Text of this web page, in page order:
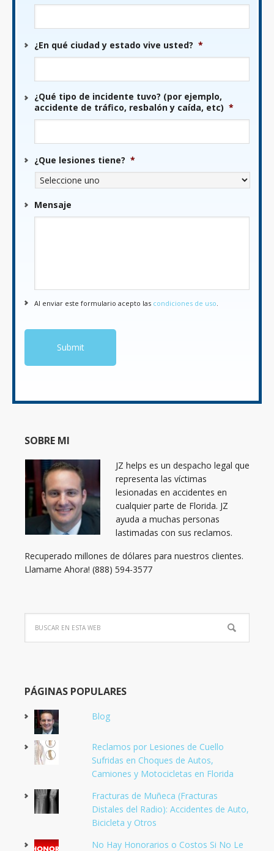
DD
¿En qué ciudad y estado vive usted? *
¿Qué tipo de incidente tuvo? (por ejemplo,
accidente de tráfico, resbalón y caída, etc) *
¿Que lesiones tiene? *
Mensaje
Al enviar este formulario acepto las condiciones de uso
SOBRE MI
JZ helps es un despacho legal que
representa las víctimas
lesionadas en accidentes en
cualquier parte de Florida. JZ
ayuda a muchas personas
lastimadas con sus reclamos.
Recuperado millones de dólares para nuestros clientes.
Llamame Ahora! (888) 594-3577
PÁGINAS POPULARES
Blog
Reclamos por Lesiones de Cuello
Sufridas en Choques de Autos,
Camiones y Motocicletas en Florida
Fracturas de Muñeca (Fracturas
Distales del Radio): Accidentes de Auto,
Bicicleta y Otros
No Hay Honorarios o Costos Si No Le